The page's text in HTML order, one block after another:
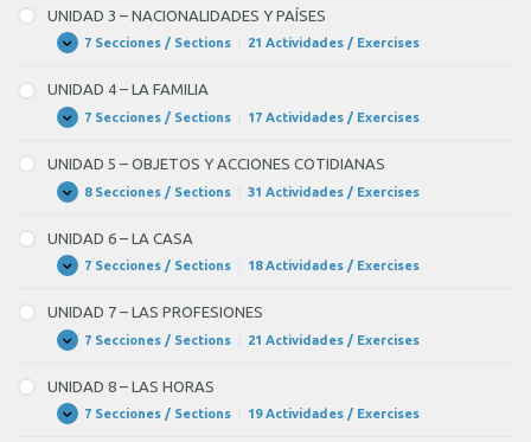
–
SALUDOS
UNIDAD 3 – NACIONALIDADES Y PAÍSES
Expandir
UNIDAD
–
NACIONALIDADES
Y
PAÍSES
7 Secciones / Sections 21 Actividades / Exercises
UNIDAD 4 – LA FAMILIA
Expandir
UNIDAD
–
LA
FAMILIA
7 Secciones / Sections 17 Actividades / Exercises
UNIDAD 5 – OBJETOS Y ACCIONES COTIDIANAS
Expandir
UNIDAD
–
OBJETOS
Y
ACCIONES
8 Secciones / Sections 31 Actividades / Exercises
UNIDAD 6 – LA CASA
Expandir
UNIDAD
–
LA
CASA
7 Secciones / Sections 18 Actividades / Exercises
UNIDAD 7 – LAS PROFESIONES
Expandir
UNIDAD
–
LAS
PROFESIONES
7 Secciones / Sections 21 Actividades / Exercises
UNIDAD 8 – LAS HORAS
Expandir
UNIDAD7 Secciones / Sections 19 Actividades / Exercises